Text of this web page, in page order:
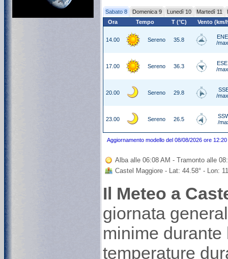
Sabato 8 Domenica 9 Lunedì 10 Martedì 11
Ora
Tempo T (°C) Vento (km/
14.00 Sereno 35.8
/
17.00 Sereno 36.3
/
20.00 Sereno 29.8
/
23.00 Sereno 26.5
/
Aggiornamento modello del 08/08/2026 ore 12:20
Alba alle 06:08 AM - Tramonto alle
Castel Maggiore - Lat: 44.58° - Lon:
Il Meteo a
giornata
minime
temperature